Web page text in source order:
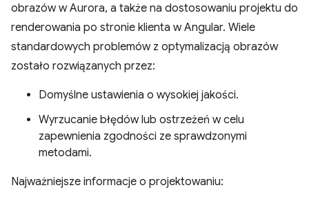
obrazów w Aurora, a także na dostosowaniu projektu do
renderowania po stronie klienta w Angular. Wiele
standardowych problemów z optymalizacją obrazów
zostało rozwiązanych przez:
Domyślne ustawienia o wysokiej jakości.
Wyrzucanie błędów lub ostrzeżeń w celu
zapewnienia zgodności ze sprawdzonymi
metodami.
Najważniejsze informacje o projektowaniu: